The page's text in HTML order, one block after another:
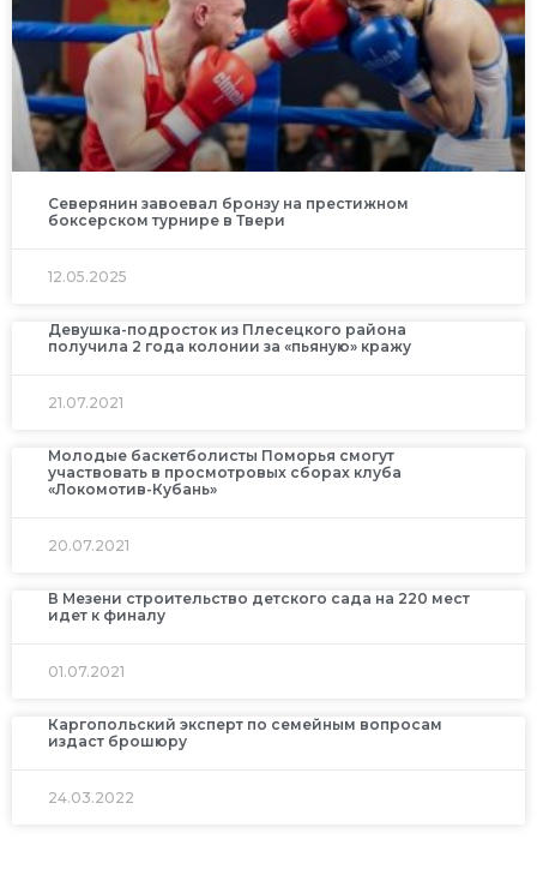
Северянин завоевал бронзу на престижном
боксерском турнире в Твери
12.05.2025
Девушка-подросток из Плесецкого района
получила 2 года колонии за «пьяную» кражу
21.07.2021
Молодые баскетболисты Поморья смогут
участвовать в просмотровых сборах клуба
«Локомотив-Кубань»
20.07.2021
В Мезени строительство детского сада на 220 мест
идет к финалу
01.07.2021
Каргопольский эксперт по семейным вопросам
издаст брошюру
24.03.2022